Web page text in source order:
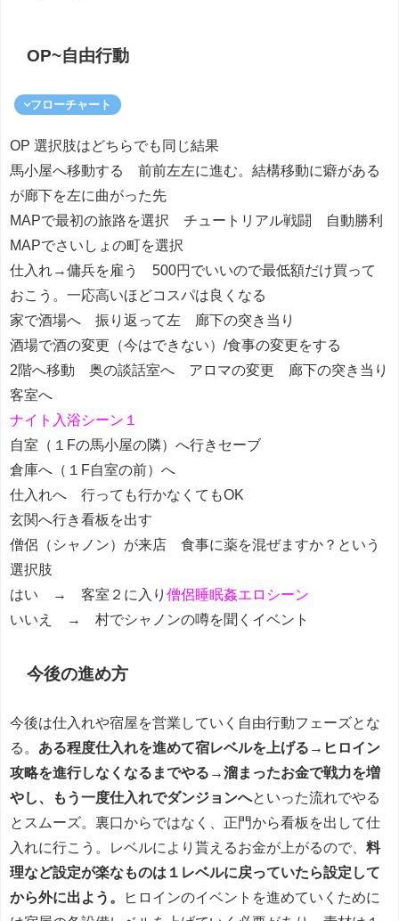
OP~自由行動
フローチャート
OP 選択肢はどちらでも同じ結果
馬小屋へ移動する 前前左左に進む。結構移動に癖がある
が廊下を左に曲がった先
MAPで最初の旅路を選択 チュートリアル戦闘 自動勝利
MAPでさいしょの町を選択
仕入れ→傭兵を雇う 500円でいいので最低額だけ買って
おこう。一応高いほどコスパは良くなる
家で酒場へ 振り返って左 廊下の突き当り
酒場で酒の変更（今はできない）/食事の変更をする
2階へ移動 奥の談話室へ アロマの変更 廊下の突き当り
客室へ
ナイト入浴シーン１
自室（１Fの馬小屋の隣）へ行きセーブ
倉庫へ（１F自室の前）へ
仕入れへ 行っても行かなくてもOK
玄関へ行き看板を出す
僧侶（シャノン）が来店 食事に薬を混ぜますか？という
選択肢
はい → 客室２に入り 僧侶睡眠姦エロシーン
いいえ → 村でシャノンの噂を聞くイベント
今後の進め方
今後は仕入れや宿屋を営業していく自由行動フェーズとな
る。 ある程度仕入れを進めて宿レベルを上げる→ヒロイン
攻略を進行しなくなるまでやる→溜まったお金で戦力を増
やし、もう一度仕入れでダンジョンへといった流れでやる
とスムーズ。裏口からではなく、正門から看板を出して仕
入れに行こう。レベルにより貰えるお金が上がるので、 料
理など設定が楽なものは１レベルに戻っていたら設定して
から外に出よう。
ヒロインのイベントを進めていくために